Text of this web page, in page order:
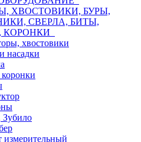
ХВОСТОВИКИ, БУРЫ,
СВЕРЛА, БИТЫ,
КОРОНКИ
хвостовики
насадки
измерительный